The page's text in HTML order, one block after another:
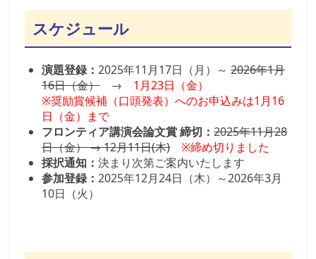
2025.11.13：フロンティア講演会論文賞を公
開しました
2025.10.26：スケジュールを更新しました
2025.08.08：開催概要を公開しました
2025.08.08：会場案内を公開しました
2025.08.08：サイトオープン
スケジュール
演題登録：2025年11月17日（月）～2026年1月
16日（金）→ 1月23日（金）
※奨励賞候補（口頭発表）へのお申込みは1月16
日（金）まで
フロンティア講演会論文賞 締切：2025年11月28
日（金） → 12月11日(木)
※締め切りました
採択通知：決まり次第ご案内いたします
参加登録：2025年12月24日（木）～2026年3月
10日（火）